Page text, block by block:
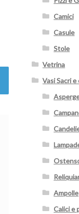
Camici
Casule
Stole
Vetrina
Vasi Sacri
Ampolle
Calici e